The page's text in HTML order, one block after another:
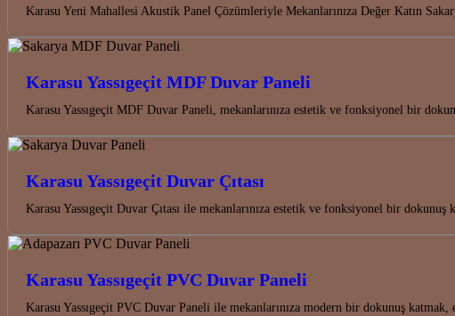
Karasu Yeni Mahallesi Akustik Panel Çözümleriyle Mekanlarınıza Değer Katın
Karasu Yassıgeçit MDF Duvar Paneli
Karasu Yassıgeçit MDF Duvar Paneli, mekanlarınıza estetik ve fonksiyonel bir
Karasu Yassıgeçit Duvar Çıtası
Karasu Yassıgeçit Duvar Çıtası ile mekanlarınıza estetik ve fonksiyonel bir
Karasu Yassıgeçit PVC Duvar Paneli
Karasu Yassıgeçit PVC Duvar Paneli ile mekanlarınıza modern bir dokunuş